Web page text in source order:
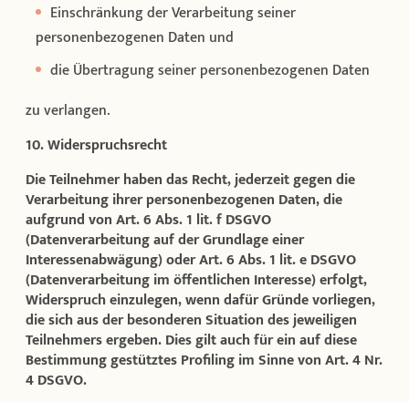
Einschränkung der Verarbeitung seiner
personenbezogenen Daten und
die Übertragung seiner personenbezogenen Daten
zu verlangen.
10. Widerspruchsrecht
Die Teilnehmer haben das Recht, jederzeit gegen die
Verarbeitung ihrer personenbezogenen Daten, die
aufgrund von Art. 6 Abs. 1 lit. f DSGVO
(Datenverarbeitung auf der Grundlage einer
Interessenabwägung) oder Art. 6 Abs. 1 lit. e DSGVO
(Datenverarbeitung im öffentlichen Interesse) erfolgt,
Widerspruch einzulegen, wenn dafür Gründe vorliegen,
die sich aus der besonderen Situation des jeweiligen
Teilnehmers ergeben. Dies gilt auch für ein auf diese
Bestimmung gestütztes Profiling im Sinne von Art. 4 Nr.
4 DSGVO.